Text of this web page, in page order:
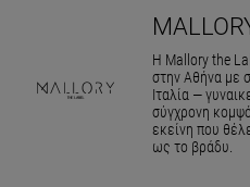
Η Mallory the
στην Αθήνα με
Ιταλία —
σύγχρονη
εκείνη που
ως το βράδυ.